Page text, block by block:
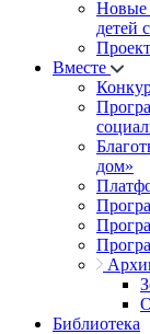
Новые
детей
Вместе
дом»
Библиотека